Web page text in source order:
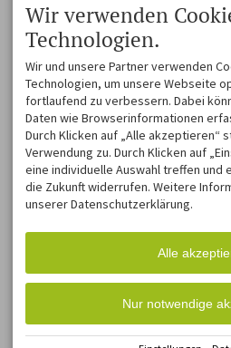
Wir verwenden
Technologien.
Wir und unsere Partner verwenden
Technologien, um unsere Webseite
fortlaufend zu verbessern. Dabei
Daten wie Browserinformationen
Durch Klicken auf „Alle akzeptieren“
Verwendung zu. Durch Klicken auf
eine individuelle Auswahl treffen und
die Zukunft widerrufen. Weitere
unserer Datenschutzerklärung.
Alle
Nur notwendige